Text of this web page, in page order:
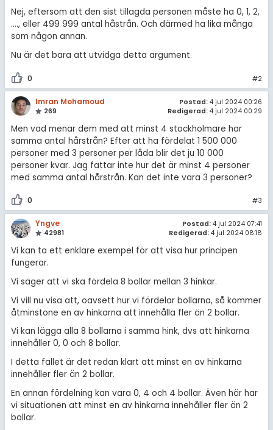
Nej, eftersom att den sist tillagda personen måste ha 0, 1, 2,
...., eller 499 999 antal håstrån. Och därmed ha lika många
som någon annan.
Nu är det bara att utvidga detta argument.
0 #2
Imran Mohamoud
269
Postad: 4 jul 2024 00:26
Redigerad: 4 jul 2024 00:29
Men vad menar dem med att minst 4 stockholmare har
samma antal hårstrån? Efter att ha fördelat 1 500 000
personer med 3 personer per låda blir det ju 10 000
personer kvar. Jag fattar inte hur det är minst 4 personer
med samma antal hårstrån. Kan det inte vara 3 personer?
0 #3
Yngve
42981
Postad: 4 jul 2024 07:41
Redigerad: 4 jul 2024 08:18
Vi kan ta ett enklare exempel för att visa hur principen
fungerar.
Vi säger att vi ska fördela 8 bollar mellan 3 hinkar.
Vi vill nu visa att, oavsett hur vi fördelar bollarna, så kommer
åtminstone en av hinkarna att innehålla fler än 2 bollar.
Vi kan lägga alla 8 bollarna i samma hink, dvs att hinkarna
innehåller 0, 0 och 8 bollar.
I detta fallet är det redan klart att minst en av hinkarna
innehåller fler än 2 bollar.
En annan fördelning kan vara 0, 4 och 4 bollar. Även här har
vi situationen att minst en av hinkarna innehåller fler än 2
bollar.